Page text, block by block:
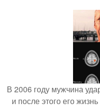
В 2006 году мужчина
и после этого его